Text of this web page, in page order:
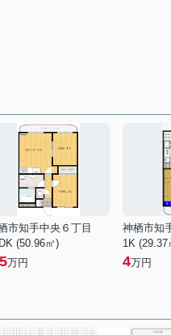
市知手中央６丁目
(50.96㎡)
万円
神栖市知
1K (29.37
4万円